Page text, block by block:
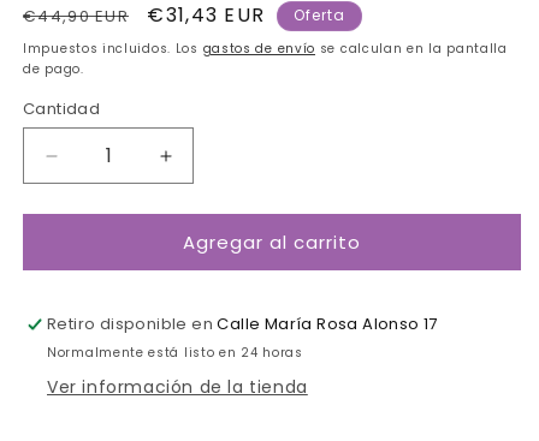
Precio
habitual
€44,90 EUR
Precio
de
€31,43 EUR Oferta
Impuestos incluidos. Los gastos de envío se calculan en la pantalla
de pago.
Cantidad
Cantidad
Reducir
cantidad
para
peluche
Pabobo
Aumentar
cantidad
para
Proyector
peluche
Pabobo
Agregar al carrito
Retiro disponible enCalle María Rosa Alonso 17
Normalmente está listo en 24 horas
Ver información de la tienda